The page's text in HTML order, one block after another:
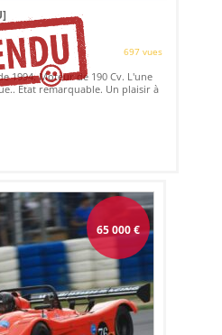
697 vues
1994. Moteur de 190 Cv. L'une
Etat remarquable. Un plaisir à
65 000€